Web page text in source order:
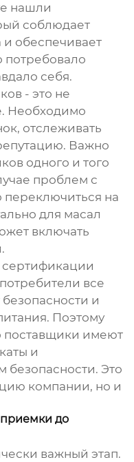
нашли
соблюдает
и обеспечивает
потребовало
себя.
- это не
Необходимо
отслеживать
Важно
одного и того
проблем с
на
для масал
включать
все
и
Поэтому
поставщики имеют
и
безопасности. Это
компании, но и
приемки до
важный этап.